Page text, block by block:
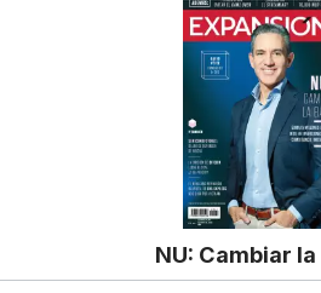
NU: Cambiar